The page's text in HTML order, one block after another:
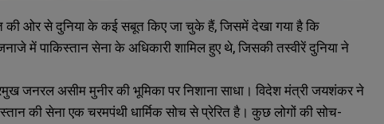
की ओर से दुनिया के कई सबूत किए जा चुके हैं, जिसमें देखा गया है कि
में पाकिस्तान सेना के अधिकारी शामिल हुए थे, जिसकी तस्वीरें दुनिया ने
जनरल असीम मुनीर की भूमिका पर निशाना साधा। विदेश मंत्री जयशंकर ने
की सेना एक चरमपंथी धार्मिक सोच से प्रेरित है। कुछ लोगों की सोच-